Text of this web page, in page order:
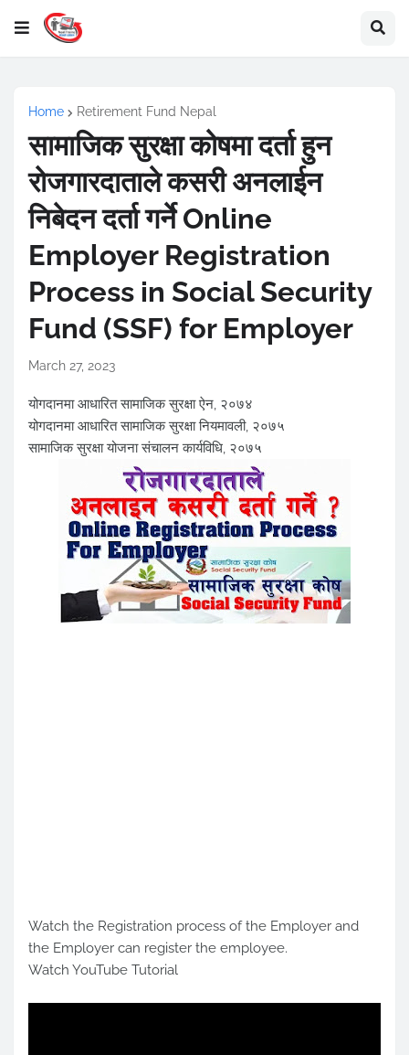
Home Retirement Fund Nepal
सामाजिक सुरक्षा कोषमा दर्ता हुन
रोजगारदाताले कसरी अनलाईन
निबेदन दर्ता गर्ने Online
Employer Registration
Process in Social Security
Fund (SSF) for Employer
March 27, 2023
योगदानमा आधारित सामाजिक सुरक्षा ऐन, २०७४
योगदानमा आधारित सामाजिक सुरक्षा नियमावली, २०७५
सामाजिक सुरक्षा योजना संचालन कार्यविधि, २०७५
Watch the Registration process of the Employer and
the Employer can register the employee.
Watch YouTube Tutorial